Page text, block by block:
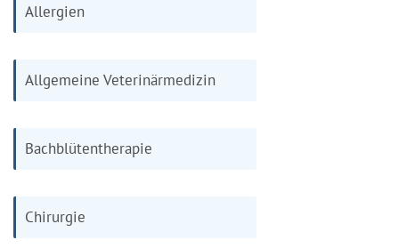
Allergien
Allgemeine Veterinärmedizin
Bachblütentherapie
Chirurgie